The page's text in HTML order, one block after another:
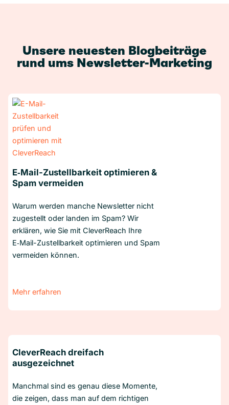
Unsere neuesten Blogbeiträge
rund ums Newsletter-Marketing
E‑Mail-Zustellbarkeit optimieren &
Spam vermeiden
Warum werden manche Newsletter nicht
zugestellt oder landen im Spam? Wir
erklären, wie Sie mit CleverReach Ihre
E‑Mail-Zustellbarkeit optimieren und Spam
vermeiden können.
Mehr erfahren
CleverReach dreifach
ausgezeichnet
Manchmal sind es genau diese Momente,
die zeigen, dass man auf dem richtigen